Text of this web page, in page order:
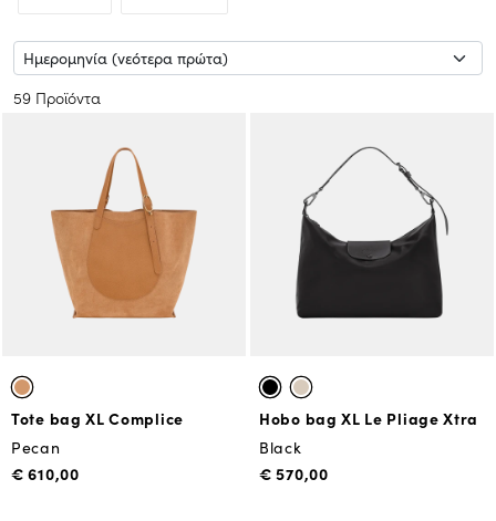
59 Προϊόντα
Tote bag XL Complice
Pecan
€ 610,00
Hobo bag XL Le Pliage Xtra
Black
€ 570,00